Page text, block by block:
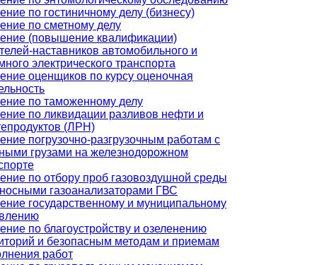
по гостиничному делу (бизнесу)
по сметному делу
(повышение квалификации)
наставников автомобильного и
электрического транспорта
оценщиков по курсу оценочная
по таможенному делу
по ликвидации разливов нефти и
(ЛРН)
погрузочно-разгрузочным работам с
грузами на железнодорожном
по отбору проб газовоздушной среды
газоанализаторами ГВС
государственному и муниципальному
по благоустройству и озеленению
и безопасным методам и приемам
работ